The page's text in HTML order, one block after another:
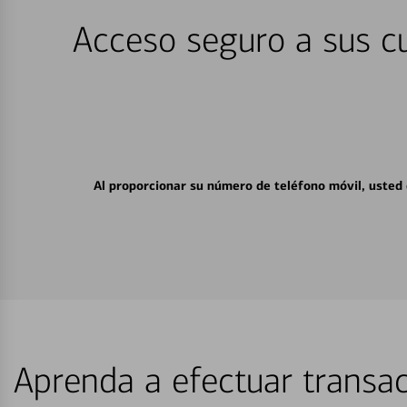
Acceso seguro a sus
Al proporcionar su número de teléfono móvil,
Aprenda a efectuar